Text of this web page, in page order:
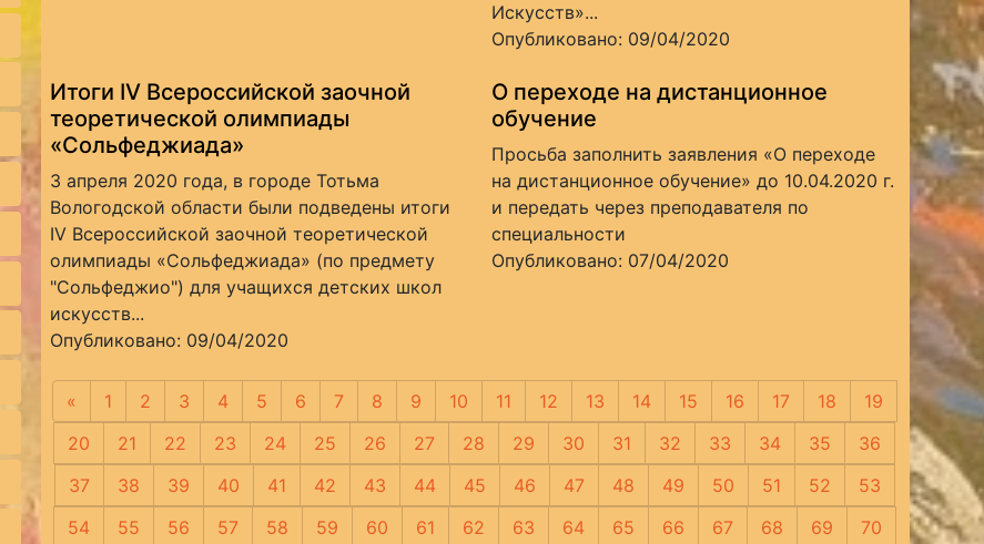
Искусств»...
Опубликовано: 09/04/2020
Итоги IV Всероссийской заочной
теоретической олимпиады
«Сольфеджиада»
3 апреля 2020 года, в городе Тотьма
Вологодской области были подведены итоги
IV Всероссийской заочной теоретической
олимпиады «Сольфеджиада» (по предмету
"Сольфеджио") для учащихся детских школ
искусств...
Опубликовано: 09/04/2020
О переходе на дистанционное
обучение
Просьба заполнить заявления «О переходе
на дистанционное обучение» до 10.04.2020 г.
и передать через преподавателя по
специальности
Опубликовано: 07/04/2020
« Предыдущая
1 2 3 4 5 6 7 8 9 10 11 12 13 14 15 16 17 18
19
20
21 22 23 24 25 26 27 28 29 30 31 32 33 34 35
36
37
38 39 40 41 42 43 44 45 46 47 48 49 50 51 52
53
54
55 56 57 58 59 60 61 62 63 64 65 66 67 68 69
70